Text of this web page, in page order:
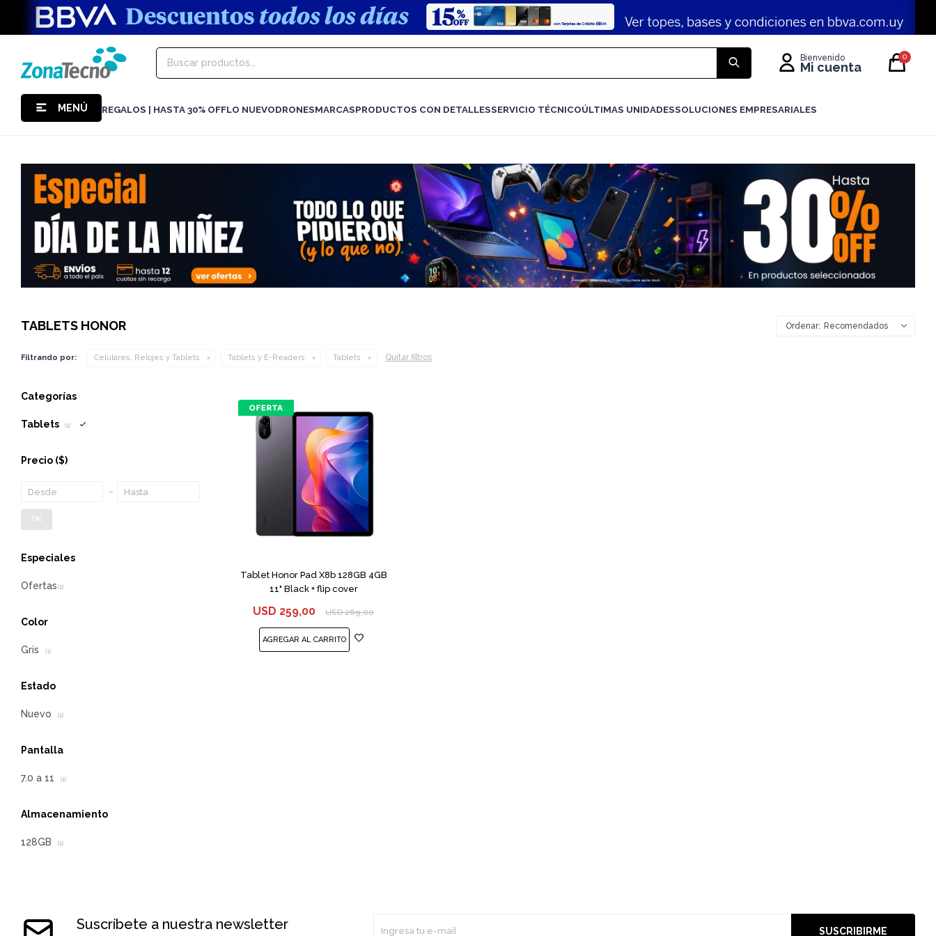
MENÚ REGALOS | HASTA 30% OFFLO NUEVODRONESMARCASPRODUCTOS CON DETALLESSERVICIO TÉCNICOÚLTIMAS UNIDADESSOLUCIONES EMPRESARIALES
0
TABLETS HONOR Recomendados
Filtrando por: Celulares, Relojes y Tablets Tablets y E-Readers Tablets Quitar filtros
Tablet Honor Pad X8b 128GB 4GB
11" Black + flip cover
USD 259,00 USD 269,00
Categorías
Tablets (1)
Precio ($)
OK
Especiales
Color
Gris (1)
Estado
Nuevo (1)
Pantalla
7.0 a 11 (1)
Almacenamiento
128GB (1)
Suscríbete a nuestra newsletter SUSCRIBIRME